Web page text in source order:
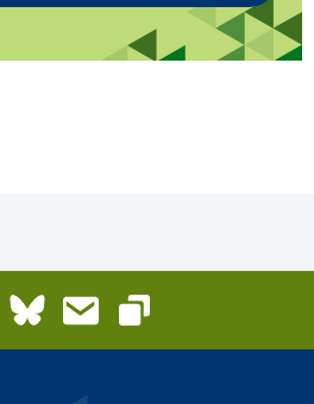
LinkedInBlueskyE-Mail
Link kopieren